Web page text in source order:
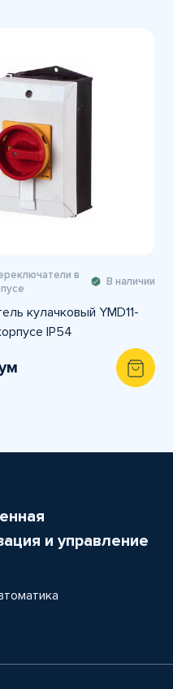
в
В наличии
кулачковый YMD11-
IP54
и управление